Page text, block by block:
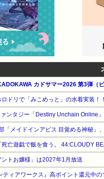
カドサマー2026 第3弾（
ロドリで「みこめっと」の水着実装！
ンタジー「Destiny Unchain Online
「メイドインアビス 目覚める神秘」
死亡遊戯で飯を食う。 44:CLOUDY
トお嬢様」は2027年1月放送
ティアワークス』高ポイント還元中